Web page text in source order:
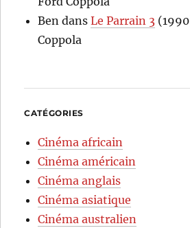
Ben dansLe Parrain 3
Coppola
CATÉGORIES
Cinéma africain
Cinéma américain
Cinéma anglais
Cinéma asiatique
Cinéma australien